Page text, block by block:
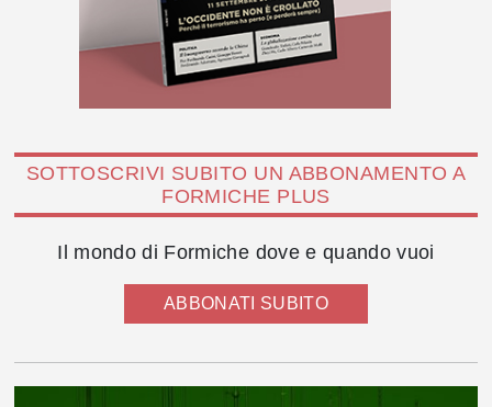
SOTTOSCRIVI SUBITO UN ABBONAMENTO A
FORMICHE PLUS
Il mondo di Formiche dove e quando vuoi
ABBONATI SUBITO